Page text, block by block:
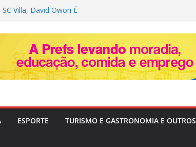
Villa, David Owori É
a desistir da
investiga ligação
ESPORTE TURISMO E GASTRONOMIA E OUTROS